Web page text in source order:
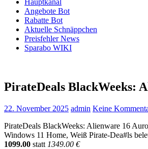
Hauptkanal
Angebote Bot
Rabatte Bot
Aktuelle Schnäppchen
Preisfehler News
Sparabo WIKI
PirateDeals BlackWeeks:
22. November 2025 admin Keine
PirateDeals BlackWeeks: Alienware 16
Windows 11 Home, Weiß Pirate-Dea#ls
1099.00 statt 1349.00 €